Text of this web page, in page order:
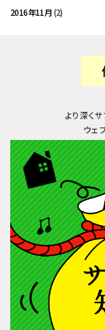
2016年11月(2)
より深く
ウェ